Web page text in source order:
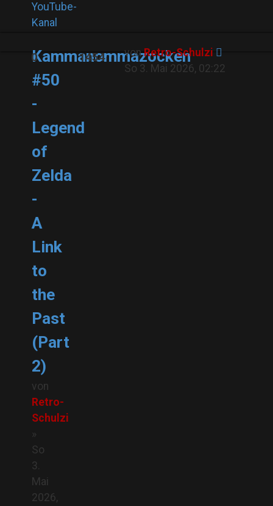
YouTube-
Kanal
Kammanommazocken
#50
-
Legend
of
Zelda
-
A
Link
to
the
Past
(Part
2)
von
Retro-
Schulzi
»
So
3.
Mai
2026,
0 1454 vonRetro-Schulzi
So 3. Mai 2026, 02:22